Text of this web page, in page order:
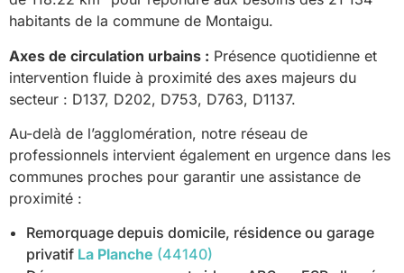
habitants de la commune de Montaigu.
Axes de circulation urbains : Présence quotidienne et
intervention fluide à proximité des axes majeurs du
secteur : D137, D202, D753, D763, D1137.
Au-delà de l’agglomération, notre réseau de
professionnels intervient également en urgence dans les
communes proches pour garantir une assistance de
proximité :
Remorquage depuis domicile, résidence ou garage
privatif La Planche (44140)